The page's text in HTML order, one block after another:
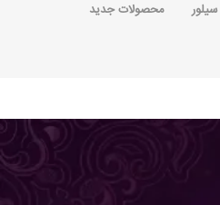
سیلور محصولات جدید